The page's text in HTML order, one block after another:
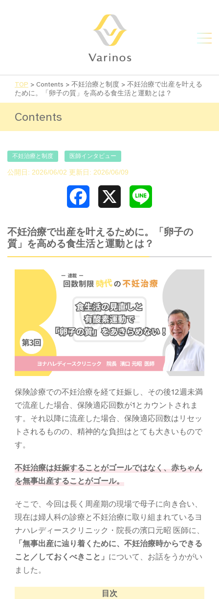
TOP > Contents > 不妊治療と制度 > 不妊治療で出産を叶える
ために。「卵子の質」を高める食生活と運動とは？
Contents
不妊治療と制度 医師インタビュー
公開日: 2026/06/02 更新日: 2026/06/09
Facebook
不妊治療で出産を叶えるために。「卵子の
質」を高める食生活と運動とは？
保険診療での不妊治療を経て妊娠し、その後12週未満
で流産した場合、保険適応回数が1とカウントされま
す。それ以降に流産した場合、保険適応回数はリセッ
トされるものの、精神的な負担はとても大きいもので
す。
不妊治療は妊娠することがゴールではなく、赤ちゃん
を無事出産することがゴール。
そこで、今回は長く周産期の現場で母子に向き合い、
現在は婦人科の診療と不妊治療に取り組まれているヨ
ナハレディースクリニック・院長の濱口元昭 医師に、
「無事出産に辿り着くために、不妊治療時からできる
こと／しておくべきこと」 について、お話をうかがい
ました。
目次